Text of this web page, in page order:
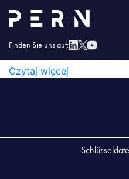
Finden Sie uns auf:
Czytaj więcej